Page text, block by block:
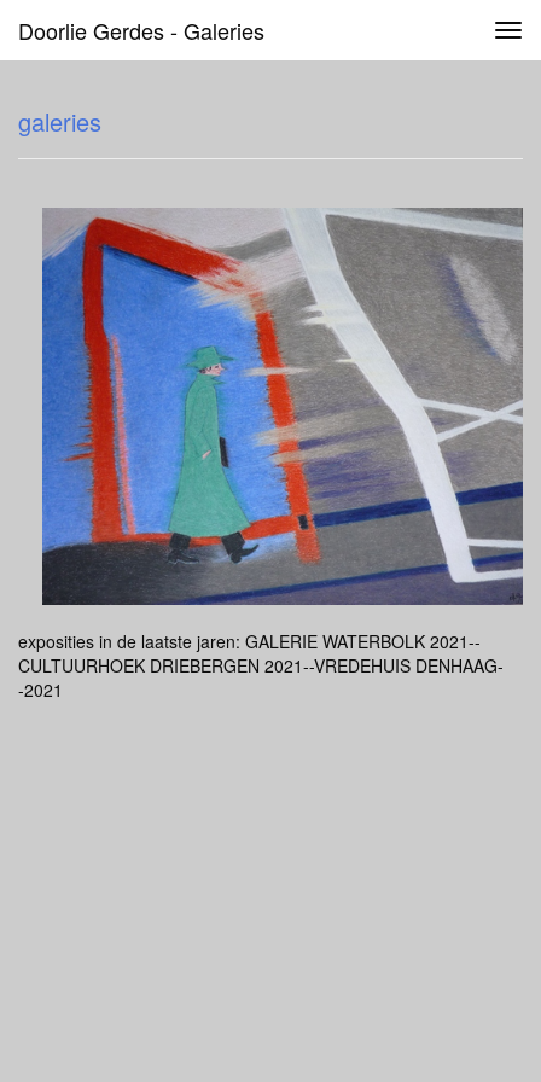
Doorlie Gerdes - Galeries
galeries
exposities in de laatste jaren: GALERIE WATERBOLK 2021--
CULTUURHOEK DRIEBERGEN 2021--VREDEHUIS DENHAAG-
-2021